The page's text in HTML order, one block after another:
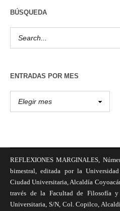
BÚSQUEDA
ENTRADAS POR MES
REFLEXIONES MARGINALES,
bimestral, editada por la
Ciudad Universitaria, Alcaldía
través de la Facultad de Filosofía
Universitaria, S/N, Col. Copilco,